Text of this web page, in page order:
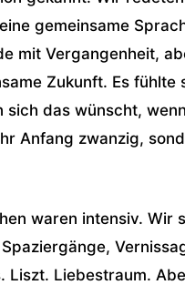
gemeinsame
mit Vergangenheit,
Zukunft. Es fühlte
sich das wünscht,
Anfang zwanzig,
waren intensiv. Wir
Liszt. Liebestraum.